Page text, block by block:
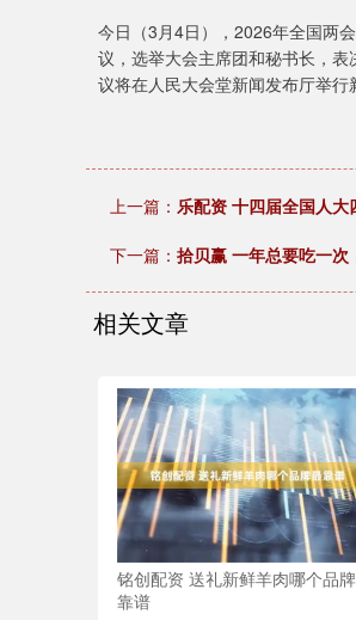
今日（3月4日），2026年全国两
议，选举大会主席团和秘书长，
议将在人民大会堂新闻发布厅举行
上一篇： 乐配资 十四届全国人
下一篇： 拾贝赢 一年总要吃一
相关文章
铭创配资 送礼新鲜羊肉哪个品
靠谱